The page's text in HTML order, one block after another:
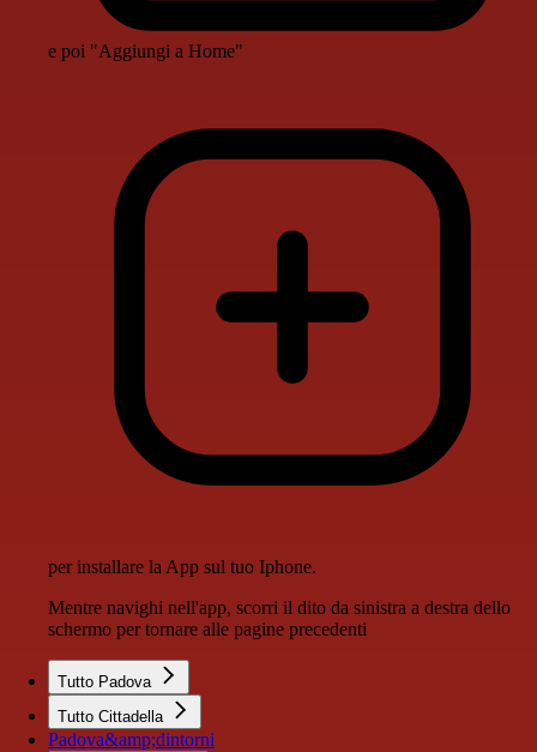
e poi "Aggiungi a Home"
per installare la App sul tuo Iphone.
Mentre navighi nell'app, scorri il dito da sinistra a destra dello
schermo per tornare alle pagine precedenti
Tutto Padova
Tutto Cittadella
Padova&amp;dintorni